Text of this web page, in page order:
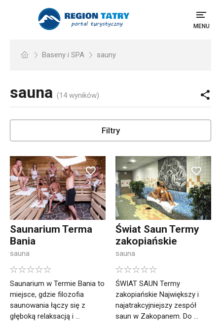
MENU
Baseny i SPA sauny
sauna (14 wyników)
Filtry
Saunarium Terma
Bania
sauna
Saunarium w Termie Bania to
miejsce, gdzie filozofia
saunowania łączy się z
głęboką relaksacją i ...
Świat Saun Termy
zakopiańskie
sauna
ŚWIAT SAUN Termy
zakopiańskie Największy i
najatrakcyjniejszy zespół
saun w Zakopanem. Do ...